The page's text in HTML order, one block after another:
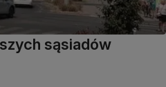
sąsiadów